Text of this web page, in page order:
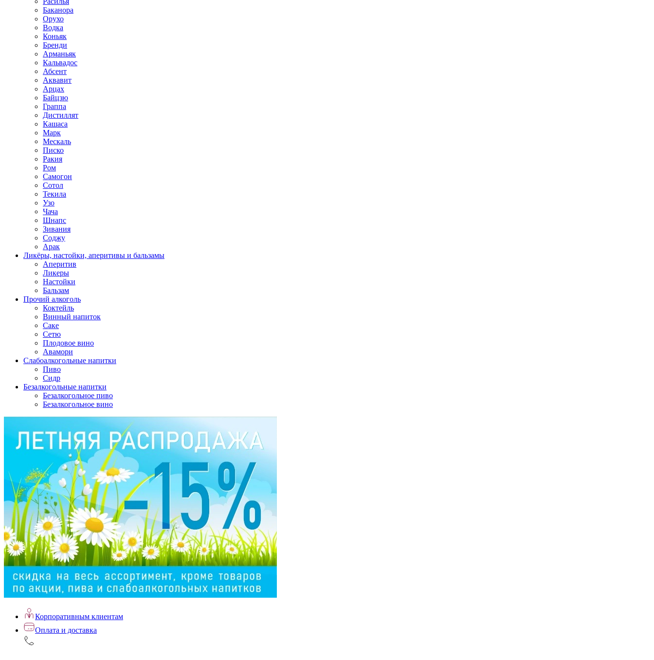
Баканора
Орухо
Водка
Коньяк
Бренди
Арманьяк
Кальвадос
Абсент
Аквавит
Арцах
Байцзю
Граппа
Дистиллят
Кашаса
Марк
Мескаль
Писко
Ракия
Ром
Самогон
Сотол
Текила
Узо
Чача
Шнапс
Зивания
Соджу
Арак
Ликёры, настойки, аперитивы и бальзамы
Аперитив
Ликеры
Настойки
Бальзам
Прочий алкоголь
Коктейль
Винный напиток
Саке
Сетю
Плодовое вино
Авамори
Слабоалкогольные напитки
Пиво
Сидр
Безалкогольные напитки
Безалкогольное пиво
Безалкогольное вино
Корпоративным клиентам
Оплата и доставка